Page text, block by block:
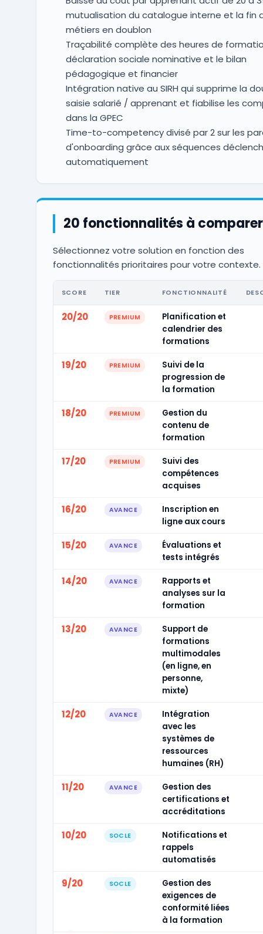
mutualisation du catalogue interne et la fin
métiers en doublon
Traçabilité complète des heures de
déclaration sociale nominative et le bilan
pédagogique et financier
Intégration native au SIRH qui supprime la
saisie salarié / apprenant et fiabilise les
dans la GPEC
Time-to-competency divisé par 2 sur les
d'onboarding grâce aux séquences
automatiquement
20 fonctionnalités à comparer
Sélectionnez votre solution en fonction des
fonctionnalités prioritaires pour votre contexte.
SCORE TIER FONCTIONNALITÉ
20/20 PREMIUM
Planification et
calendrier des
formations
19/20 PREMIUM
Suivi de la
progression de
la formation
18/20 PREMIUM
Gestion du
contenu de
formation
17/20 PREMIUM
Suivi des
compétences
acquises
16/20 AVANCE
Inscription en
ligne aux cours
15/20 AVANCE
Évaluations et
tests intégrés
14/20 AVANCE
Rapports et
analyses sur la
formation
13/20 AVANCE
Support de
formations
multimodales
(en ligne, en
personne,
mixte)
12/20 AVANCE
Intégration
avec les
systèmes de
ressources
humaines (RH)
11/20 AVANCE
Gestion des
certifications et
accréditations
10/20 SOCLE
Notifications et
rappels
automatisés
9/20 SOCLE
Gestion des
exigences de
conformité liées
à la formation